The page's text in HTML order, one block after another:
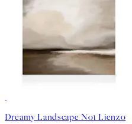
Dreamy Landscape No1 Lienzo